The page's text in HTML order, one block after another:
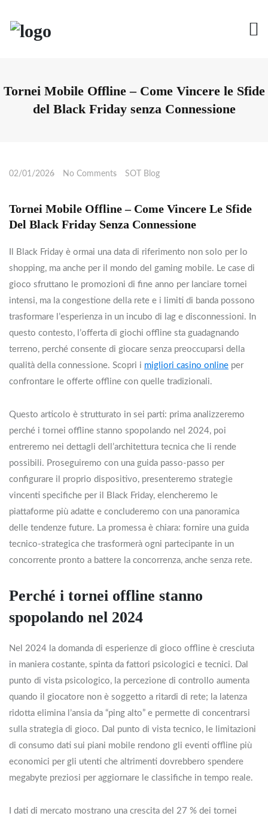
content
Tornei Mobile Offline – Come Vincere le Sfide
del Black Friday senza Connessione
02/01/2026 No Comments SOT Blog
Tornei Mobile Offline – Come Vincere Le Sfide
Del Black Friday Senza Connessione
Il Black Friday è ormai una data di riferimento non solo per lo
shopping, ma anche per il mondo del gaming mobile. Le case di
gioco sfruttano le promozioni di fine anno per lanciare tornei
intensi, ma la congestione della rete e i limiti di banda possono
trasformare l’esperienza in un incubo di lag e disconnessioni. In
questo contesto, l’offerta di giochi offline sta guadagnando
terreno, perché consente di giocare senza preoccuparsi della
qualità della connessione. Scopri i migliori casino online per
confrontare le offerte offline con quelle tradizionali.
Questo articolo è strutturato in sei parti: prima analizzeremo
perché i tornei offline stanno spopolando nel 2024, poi
entreremo nei dettagli dell’architettura tecnica che li rende
possibili. Proseguiremo con una guida passo‑passo per
configurare il proprio dispositivo, presenteremo strategie
vincenti specifiche per il Black Friday, elencheremo le
piattaforme più adatte e concluderemo con una panoramica
delle tendenze future. La promessa è chiara: fornire una guida
tecnico‑strategica che trasformerà ogni partecipante in un
concorrente pronto a battere la concorrenza, anche senza rete.
Perché i tornei offline stanno
spopolando nel 2024
Nel 2024 la domanda di esperienze di gioco offline è cresciuta
in maniera costante, spinta da fattori psicologici e tecnici. Dal
punto di vista psicologico, la percezione di controllo aumenta
quando il giocatore non è soggetto a ritardi di rete; la latenza
ridotta elimina l’ansia da “ping alto” e permette di concentrarsi
sulla strategia di gioco. Dal punto di vista tecnico, le limitazioni
di consumo dati sui piani mobile rendono gli eventi offline più
economici per gli utenti che altrimenti dovrebbero spendere
megabyte preziosi per aggiornare le classifiche in tempo reale.
I dati di mercato mostrano una crescita del 27 % dei tornei